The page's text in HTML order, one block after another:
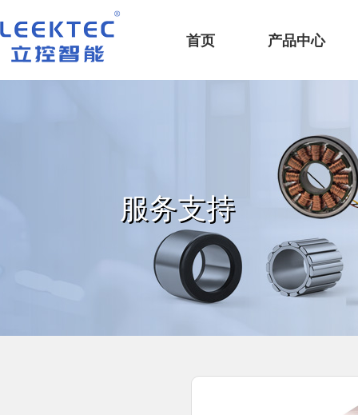
深圳市立控智能科技有限公司
首页
产品中心
服务支持